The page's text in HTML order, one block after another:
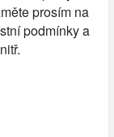
prosím na
podmínky a